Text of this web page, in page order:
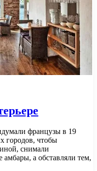
французы в 19
городов, чтобы
снимали
а обставляли тем,